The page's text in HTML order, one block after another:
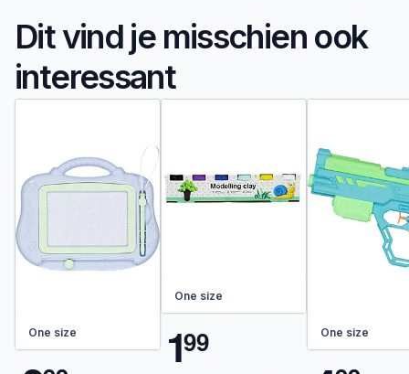
Dit vind je misschien ook
interessant
One size
One size
199 One size